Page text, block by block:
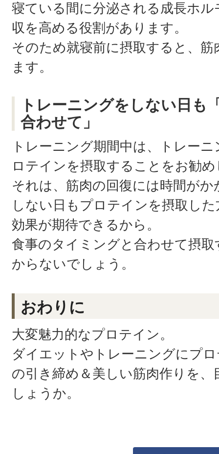
寝ている間に分泌される成長ホ
収を高める役割があります。
そのため就寝前に摂取すると、
ます。
トレーニングをしない日も
合わせて」
トレーニング期間中は、トレー
ロテインを摂取することをお勧
それは、筋肉の回復には時間が
しない日もプロテインを摂取し
効果が期待できるから。
食事のタイミングと合わせて摂
からないでしょう。
おわりに
大変魅力的なプロテイン。
ダイエットやトレーニングにプ
の引き締め＆美しい筋肉作りを
しょうか。